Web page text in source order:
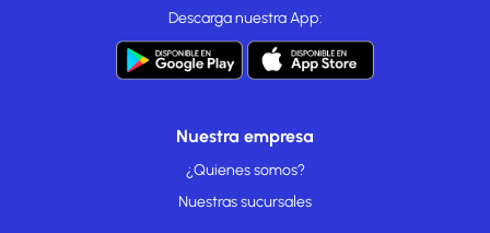
Descarga nuestra App:
Nuestra empresa
¿Quienes somos?
Nuestras sucursales